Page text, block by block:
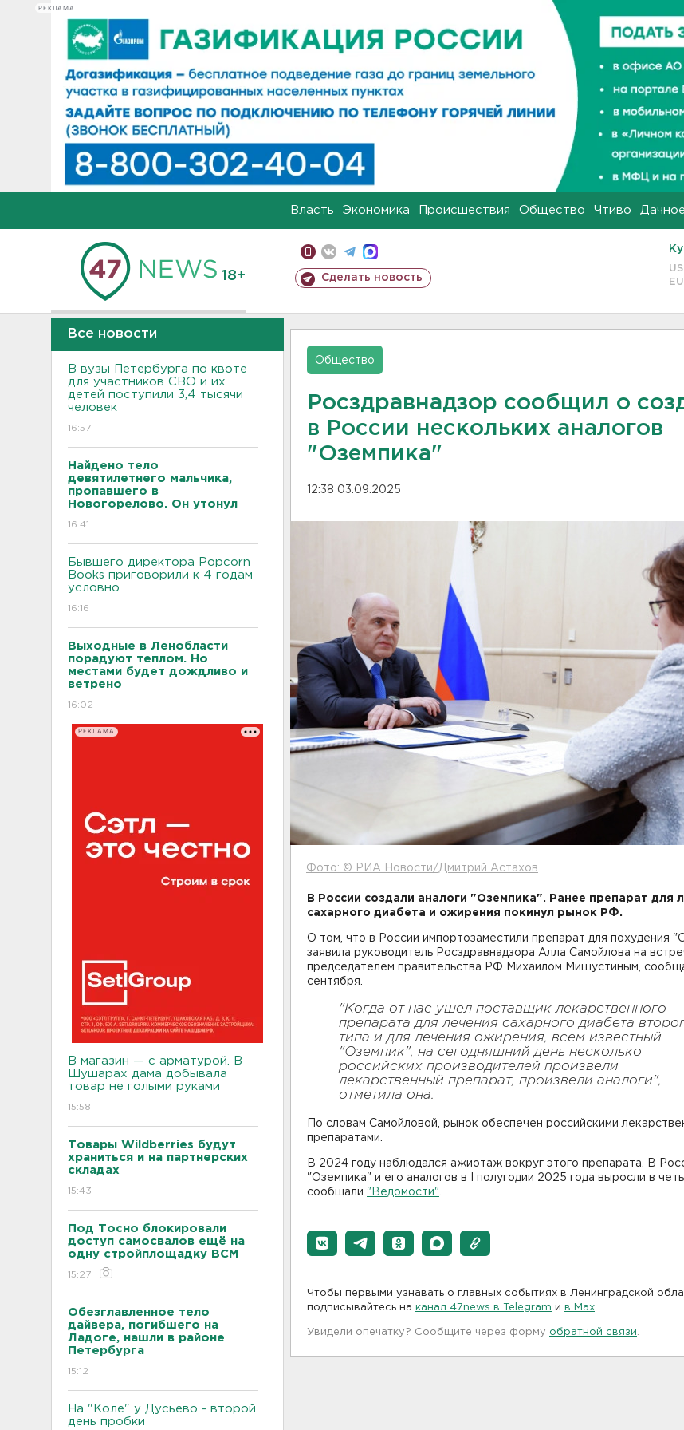
РЕКЛАМА
Власть Экономика Происшествия Общество Чтиво
18+ Сделать новость
Все новости
В вузы Петербурга по квоте
для участников СВО и их
детей поступили 3,4 тысячи
человек
16:57
Найдено тело
девятилетнего мальчика,
пропавшего в
Новогорелово. Он утонул
16:41
Бывшего директора Popcorn
Books приговорили к 4 годам
условно
16:16
Выходные в Ленобласти
порадуют теплом. Но
местами будет дождливо и
ветрено
16:02
РЕКЛАМА
В магазин — с арматурой. В
Шушарах дама добывала
товар не голыми руками
15:58
Товары Wildberries будут
храниться и на партнерских
складах
15:43
Под Тосно блокировали
доступ самосвалов ещё на
одну стройплощадку ВСМ
15:27
Обезглавленное тело
дайвера, погибшего на
Ладоге, нашли в районе
Петербурга
15:12
На "Коле" у Дусьево - второй
день пробки
Общество
Росздравнадзор сообщил о
в России нескольких аналогов
"Оземпика"
12:38 03.09.2025
Фото: © РИА Новости/Дмитрий Астахов
В России создали аналоги "Оземпика". Ранее препарат для
сахарного диабета и ожирения покинул рынок РФ.
О том, что в России импортозаместили препарат для похудения
заявила руководитель Росздравнадзора Алла Самойлова на
председателем правительства РФ Михаилом Мишустиным,
сентября.
"Когда от нас ушел поставщик лекарственного
препарата для лечения сахарного диабета
типа и для лечения ожирения, всем известный
"Оземпик", на сегодняшний день несколько
российских производителей произвели
лекарственный препарат, произвели аналоги", -
отметила она.
По словам Самойловой, рынок обеспечен российскими
препаратами.
В 2024 году наблюдался ажиотаж вокруг этого препарата. В
"Оземпика" и его аналогов в I полугодии 2025 года выросли в
сообщали "Ведомости"
Чтобы первыми узнавать о главных событиях в Ленинградской
подписывайтесь на канал 47news в Telegram и в Maх
Увидели опечатку? Сообщите через форму обратной связи